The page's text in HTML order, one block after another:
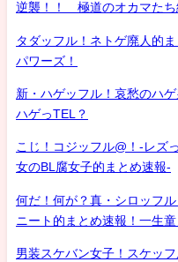
逆襲！！ 極道のオカマたち
タダッフル！ネトゲ廃人的
パワーズ！
新・ハゲッフル！哀愁のハ
ハゲっTEL？
こじ！コジッフル@！-レズ
女のBL腐女子的まとめ速報-
何だ！何が？真・シロッ
ニート的まとめ速報！一生童
男装スケバン女子！スケッ